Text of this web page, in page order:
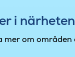
i närheten
mer om områden